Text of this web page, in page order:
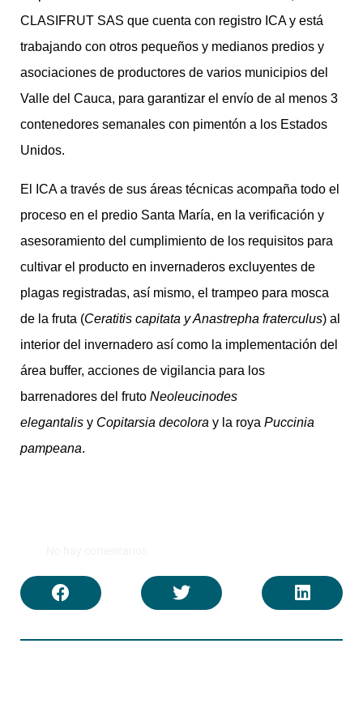
CLASIFRUT SAS que cuenta con registro ICA y está
trabajando con otros pequeños y medianos predios y
asociaciones de productores de varios municipios del
Valle del Cauca, para garantizar el envío de al menos 3
contenedores semanales con pimentón a los Estados
Unidos.
El ICA a través de sus áreas técnicas acompaña todo el
proceso en el predio Santa María, en la verificación y
asesoramiento del cumplimiento de los requisitos para
cultivar el producto en invernaderos excluyentes de
plagas registradas, así mismo, el trampeo para mosca
de la fruta (Ceratitis capitata y Anastrepha fraterculus) al
interior del invernadero así como la implementación del
área buffer, acciones de vigilancia para los
barrenadores del fruto Neoleucinodes
elegantalis y Copitarsia decolora y la roya Puccinia
pampeana.